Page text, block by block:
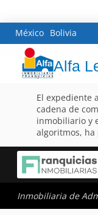
México Bolivia
Alfa
El expediente
cadena de
inmobiliario y
algoritmos, ha
Inmobiliaria de